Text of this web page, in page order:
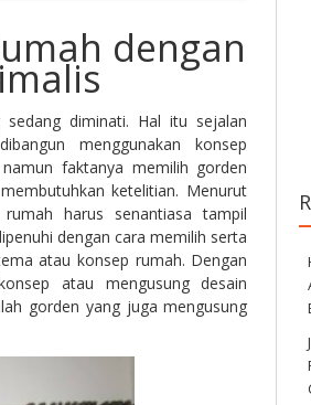
dengan
diminati. Hal itu sejalan
menggunakan konsep
faktanya memilih gorden
ketelitian. Menurut
harus senantiasa tampil
dengan cara memilih serta
atau konsep rumah. Dengan
atau mengusung desain
gorden yang juga mengusung